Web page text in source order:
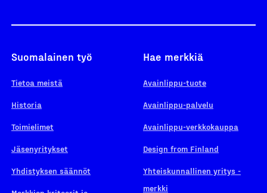
Suomalainen työ
Tietoa meistä
Historia
Toimielimet
Jäsenyritykset
Yhdistyksen säännöt
Hae merkkiä
Avainlippu-tuote
Avainlippu-palvelu
Avainlippu-verkkokauppa
Design from Finland
Yhteiskunnallinen yritys -
merkki